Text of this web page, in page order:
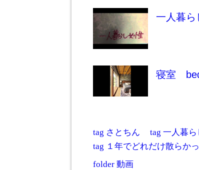
一人暮ら
寝室
tag さとちん tag 一人暮ら
tag １年でどれだけ散らか
folder 動画